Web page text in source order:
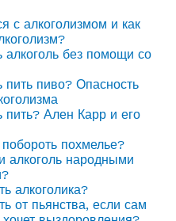
с алкоголизмом и как
алкоголь без помощи со
пить пиво? Опасность
пить? Ален Карр и его
похмелье?
алкоголь народными
алкоголика?
от пьянства, если сам